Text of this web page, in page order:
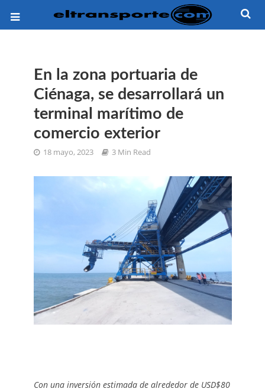
En la zona portuaria de
Ciénaga, se desarrollará un
terminal marítimo de
comercio exterior
18 mayo, 2023 3 Min Read
Con una inversión estimada de alrededor de USD$80